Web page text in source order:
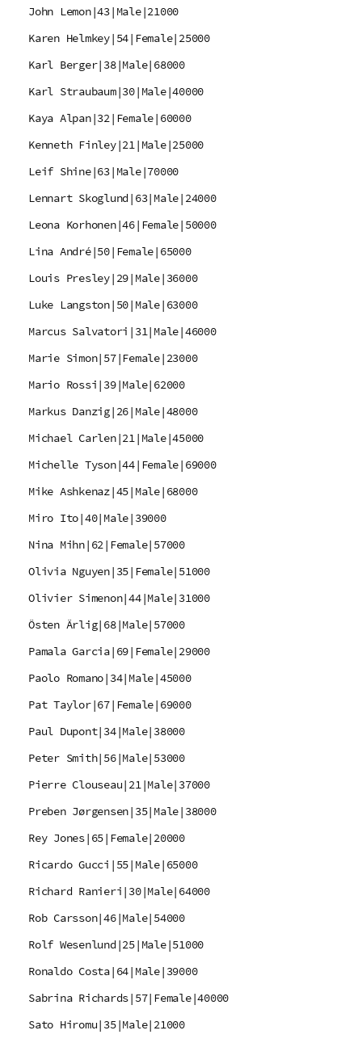
John Lemon|43|Male|21000
Karen Helmkey|54|Female|25000
Karl Berger|38|Male|68000
Karl Straubaum|30|Male|40000
Kaya Alpan|32|Female|60000
Kenneth Finley|21|Male|25000
Leif Shine|63|Male|70000
Lennart Skoglund|63|Male|24000
Leona Korhonen|46|Female|50000
Lina André|50|Female|65000
Louis Presley|29|Male|36000
Luke Langston|50|Male|63000
Marcus Salvatori|31|Male|46000
Marie Simon|57|Female|23000
Mario Rossi|39|Male|62000
Markus Danzig|26|Male|48000
Michael Carlen|21|Male|45000
Michelle Tyson|44|Female|69000
Mike Ashkenaz|45|Male|68000
Miro Ito|40|Male|39000
Nina Mihn|62|Female|57000
Olivia Nguyen|35|Female|51000
Olivier Simenon|44|Male|31000
Östen Ärlig|68|Male|57000
Pamala Garcia|69|Female|29000
Paolo Romano|34|Male|45000
Pat Taylor|67|Female|69000
Paul Dupont|34|Male|38000
Peter Smith|56|Male|53000
Pierre Clouseau|21|Male|37000
Preben Jørgensen|35|Male|38000
Rey Jones|65|Female|20000
Ricardo Gucci|55|Male|65000
Richard Ranieri|30|Male|64000
Rob Carsson|46|Male|54000
Rolf Wesenlund|25|Male|51000
Ronaldo Costa|64|Male|39000
Sabrina Richards|57|Female|40000
Sato Hiromu|35|Male|21000